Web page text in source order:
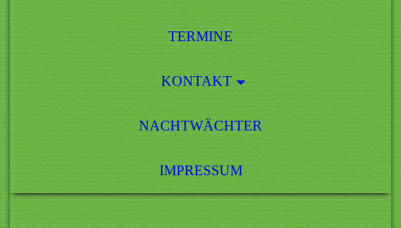
TERMINE
KONTAKT
NACHTWÄCHTER
IMPRESSUM